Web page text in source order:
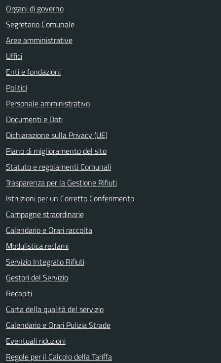
Organi di governo
Segretario Comunale
Aree amministrative
Uffici
Enti e fondazioni
Politici
Personale amministrativo
Documenti e Dati
Dichiarazione sulla Privacy (UE)
Piano di miglioramento del sito
Statuto e regolamenti Comunali
Trasparenza per la Gestione Rifiuti
Istruzioni per un Corretto Conferimento
Campagne straordinarie
Calendario e Orari raccolta
Modulistica reclami
Servizio Integrato Rifiuti
Gestori del Servizio
Recapiti
Carta della qualità del servizio
Calendario e Orari Pulizia Strade
Eventuali riduzioni
Regole per il Calcolo della Tariffa